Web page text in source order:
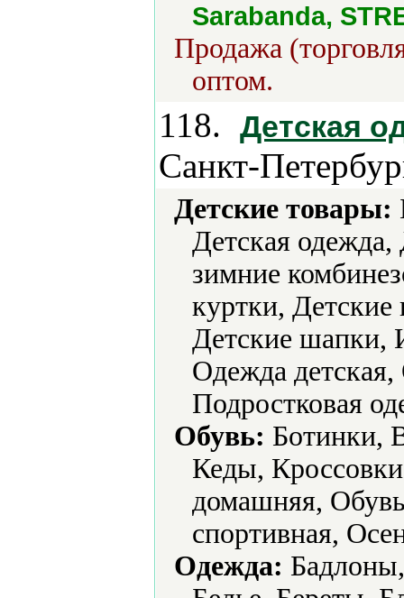
Sarabanda,
Продажа
оптом.
118. Детская
Санкт-
Детские товары:
Детская одежда,
зимние
куртки, Детские
Детские шапки,
Одежда
Подростковая
Обувь: Ботинки,
Кеды,
домашняя,
спортивная,
Одежда: